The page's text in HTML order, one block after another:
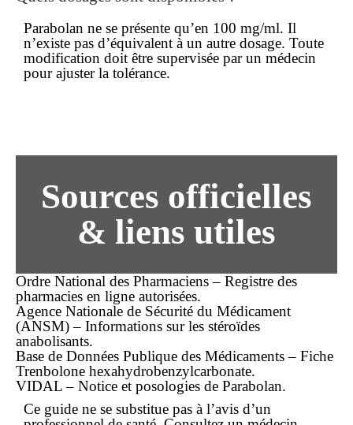
Parabolan ne se présente qu’en 100 mg/ml. Il
n’existe pas d’équivalent à un autre dosage. Toute
modification doit être supervisée par un médecin
pour ajuster la tolérance.
Sources officielles
& liens utiles
Ordre National des Pharmaciens – Registre des
pharmacies en ligne autorisées.
Agence Nationale de Sécurité du Médicament
(ANSM) – Informations sur les stéroïdes
anabolisants.
Base de Données Publique des Médicaments – Fiche
Trenbolone hexahydrobenzylcarbonate.
VIDAL – Notice et posologies de Parabolan.
Ce guide ne se substitue pas à l’avis d’un